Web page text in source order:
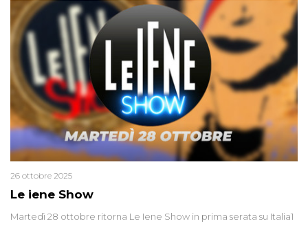
Le iene Show
26 ottobre 2025
Martedì 28 ottobre ritorna Le Iene Show in prima serata su Italia1